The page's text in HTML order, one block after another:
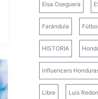
Elsa Oseguera
Farándula Fútbol
HISTORIA
influencers
Libre Luis